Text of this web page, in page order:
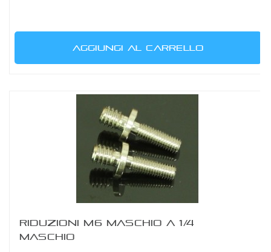
AGGIUNGI AL CARRELLO
RIDUZIONI M6 MASCHIO A 1/4
MASCHIO